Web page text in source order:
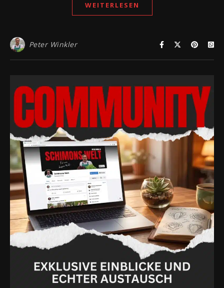
WEITERLESEN
Peter Winkler